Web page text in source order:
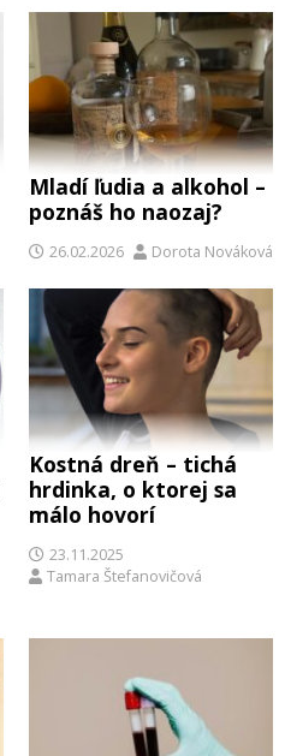
Mladí ľudia a alkohol –
poznáš ho naozaj?
26.02.2026 Dorota Nováková
Kostná dreň – tichá
hrdinka, o ktorej sa
málo hovorí
23.11.2025
Tamara Štefanovičová